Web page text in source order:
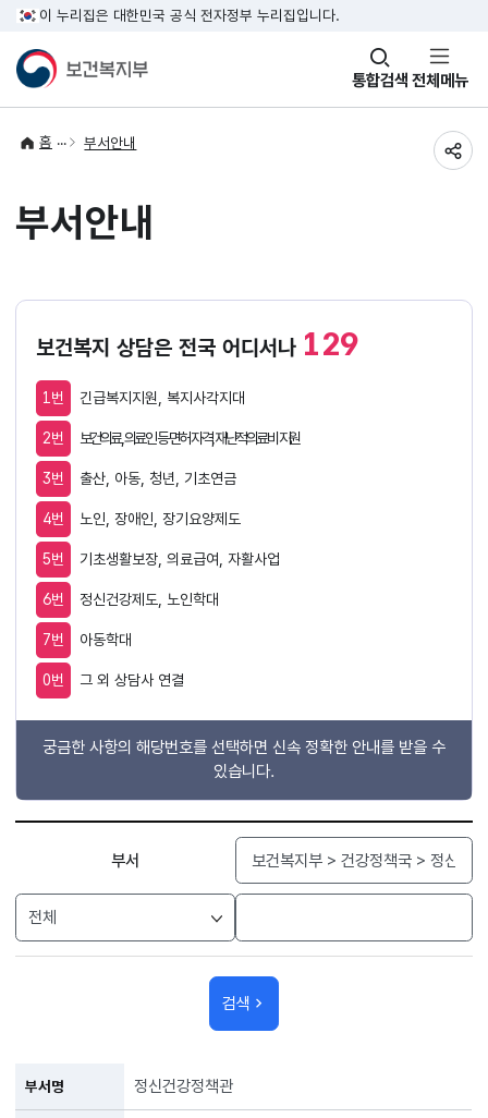
이 누리집은 대한민국 공식 전자정부 누리집입니다.
통합검색
창
열기 전체메뉴
홈 부서안내
부서안내
보건복지 상담은 전국 어디서나 129
1번 긴급복지지원, 복지사각지대
2번 보건의료, 의료인 등 면허 자격, 재난적의료비 지원
3번 출산, 아동, 청년, 기초연금
4번 노인, 장애인, 장기요양제도
5번 기초생활보장, 의료급여, 자활사업
6번 정신건강제도, 노인학대
7번 아동학대
0번 그 외 상담사 연결
궁금한 사항의 해당번호를 선택하면 신속 정확한 안내를 받을 수
있습니다.
부서
검색
부서명 정신건강정책관